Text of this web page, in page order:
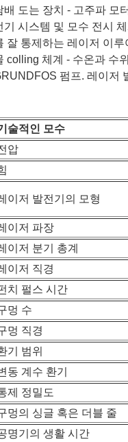
배 도는 장치 - 고주파 모
기 시스템 및 모수 전시
잘 통제하는 레이저 이
colling 체계 - 수온과 수
펌프. 레이저
술적인 모수
압
이저 발전기의 모형
이저 파장
이저 분기 총계
이저 직경
치 펄스 시간
멍 수
멍 직경
기 범위
동 계수 환기
제 정밀도
멍의 싱글 혹은 더블 줄
명기의 생활 시간